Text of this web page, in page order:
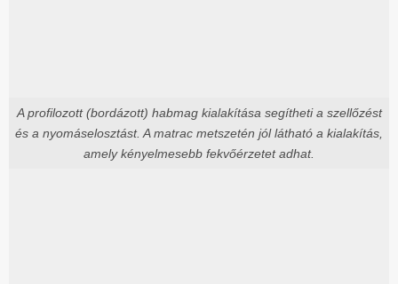
A profilozott (bordázott) habmag kialakítása segítheti a szellőzést
és a nyomáselosztást. A matrac metszetén jól látható a kialakítás,
amely kényelmesebb fekvőérzetet adhat.